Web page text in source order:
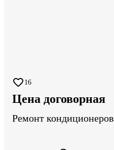
16
Цена договорная
Ремонт кондиционеров